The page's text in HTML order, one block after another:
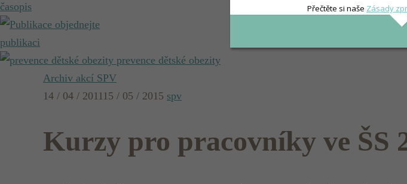
časopis
objednejte
publikaci
prevence dětské obezity
Archiv akcí SPV
14 / 04 / 201115 / 05 / 2015 spv
Kurzy pro pracovníky ve ŠS
Přečtěte si naše Zásady